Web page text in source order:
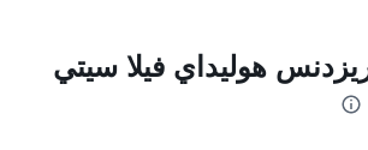
هوليداي فيلا سيتي